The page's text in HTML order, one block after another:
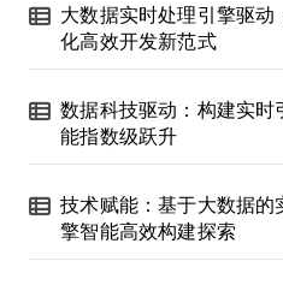
大数据实时处理引擎驱动
化高效开发新范式
数据科技驱动：构建实时
能指数级跃升
技术赋能：基于大数据的
擎智能高效构建探索